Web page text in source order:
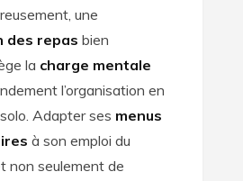
une
des repas bien
la charge mentale
l’organisation en
Adapter ses menus
à son emploi du
non seulement de